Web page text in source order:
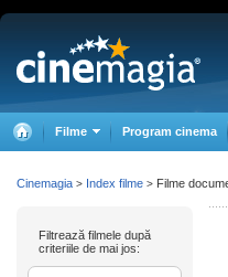
Filme Program cinema
Filtrează filmele după
criteriile de mai jos:
Cinemagia > Index filme > Filme